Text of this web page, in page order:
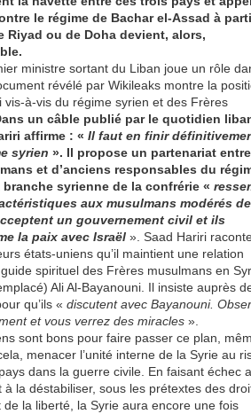
le régime de Bachar el-Assad à
Riyad ou de Doha devient, alors,
ministre sortant du Liban joue un rôle
révélé par Wikileaks montre la
vis-à-vis du régime syrien et des Frères
un câble publié par le quotidien
affirme : « Il faut en finir
syrien ». Il propose un partenariat
et d’anciens responsables du
syrienne de la confrérie «
aux musulmans modérés de
un gouvernement civil et ils
la paix avec Israël ». Saad Hariri
états-uniens qu’il maintient une relation
spirituel des Frères musulmans en
Ali Al-Bayanouni. Il insiste auprès
qu’ils « discutent avec Bayanouni.
et vous verrez des miracles ».
sont bons pour faire passer ce plan,
menacer l’unité interne de la Syrie au
dans la guerre civile. En faisant échec
à la déstabiliser, sous les prétextes des
de la liberté, la Syrie aura encore une fois